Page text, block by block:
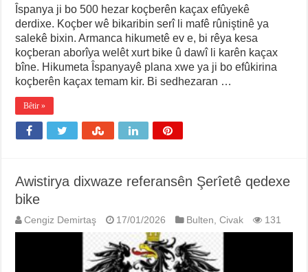
Îspanya ji bo 500 hezar koçberên kaçax efûyekê
derdixe. Koçber wê bikaribin serî li mafê rûniştinê ya
salekê bixin. Armanca hikumetê ev e, bi rêya kesa
koçberan aborîya welêt xurt bike û dawî li karên kaçax
bîne. Hikumeta Îspanyayê plana xwe ya ji bo efûkirina
koçberên kaçax temam kir. Bi sedhezaran …
Bêtir »
Awistirya dixwaze referansên Şerîetê qedexe
bike
Cengiz Demirtaş 17/01/2026 Bulten,Civak 131